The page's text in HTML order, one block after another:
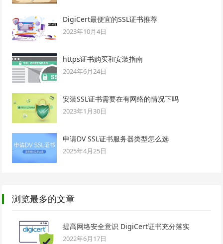
DigiCert最便宜的SSL证书推荐
2023年10月4日
https证书购买和安装指南
2024年6月24日
安装SSL证书需要在有网络的情况下吗
2023年1月30日
申请DV SSL证书服务器类型怎么选
2025年4月25日
浏览最多的文章
提高网络安全意识 DigiCert证书充分落实
2022年6月17日